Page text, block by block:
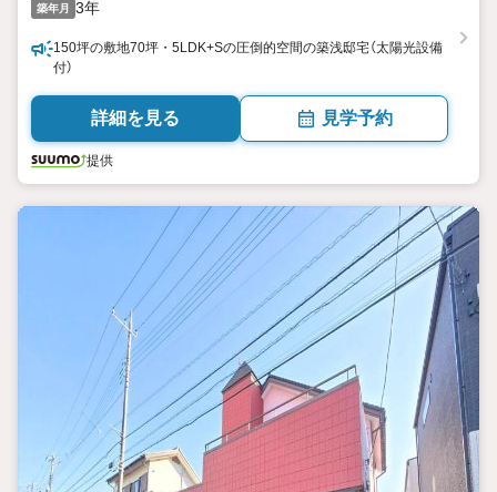
築年月 3年
150坪の敷地70坪・5LDK+Sの圧倒的空間の築浅邸宅（太陽光設備
付）
詳細を見る 見学予約
提供